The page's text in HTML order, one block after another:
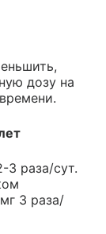
дозу на
3 раза/сут.
3 раза/